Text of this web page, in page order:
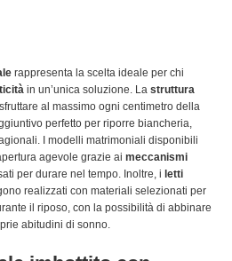
rappresenta la scelta ideale per chi
in un’unica soluzione. La struttura
al massimo ogni centimetro della
perfetto per riporre biancheria,
I modelli matrimoniali disponibili
agevole grazie ai meccanismi
per durare nel tempo. Inoltre, i letti
realizzati con materiali selezionati per
il riposo, con la possibilità di abbinare
abitudini di sonno.